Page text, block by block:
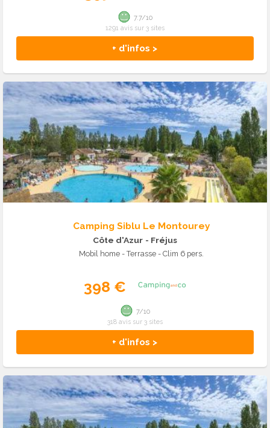
+ d'infos >
7.7/10
1291 avis sur 3 sites
Camping Siblu Le Montourey
Côte d'Azur - Fréjus
Mobil home - Terrasse - Clim 6 pers.
398 €
+ d'infos >
7/10
318 avis sur 3 sites